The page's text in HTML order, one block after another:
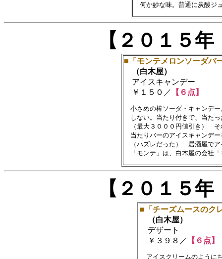
【２０１５
■「モンテメロンソーダバ
（白木屋）
アイスキャンデー
￥１５０／ 【６点】
小さめの棒ソーダ・キャンデ
しない。当たり付きで、当たっ
（最大３０００円値引き）　
当たりバーのアイスキャンデ
（ハズレだった）　居酒屋で
【２０１５
■「チーズムースのク
（白木屋）
デザート
￥３９８／
【６点】
アイスクリームのように